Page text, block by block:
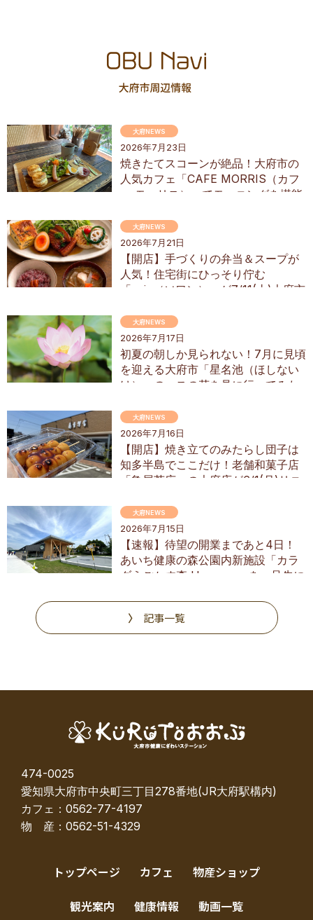
2026年7月23日
焼きたてスコーンが絶品！大府市の
人気カフェ「CAFE MORRIS（カフ
ェ モーリス）」でモーニングを堪能
大府NEWS
2026年7月21日
【開店】手づくりの弁当＆スープが
人気！住宅街にひっそり佇む
「soin（ソワン）」が7/11(土)大府市
大府NEWS
2026年7月17日
初夏の朝しか見られない！7月に見頃
を迎える大府市「星名池（ほしない
け）」のハスの花を見に行ってみた
大府NEWS
2026年7月16日
【開店】焼き立てのみたらし団子は
知多半島でここだけ！老舗和菓子店
「亀屋芳広」の大府店が6/1(月)リニ
大府NEWS
2026年7月15日
【速報】待望の開業まであと4日！
あいち健康の森公園内新施設「カラ
ダうごかす森 Harappa」を一足先に
大府NEWS
記事一覧
474-0025
愛知県大府市中央町三丁目278番地(JR大府駅構内)
カフェ：0562-77-4197
物 産：0562-51-4329
トップページ カフェ 物産ショップ
観光案内 健康情報 動画一覧